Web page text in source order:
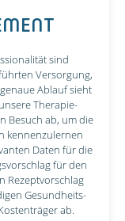
sind
Versorgung,
Ablauf sieht
Therapie­­
Besuch ab, um die
kennenzulernen
Daten für die
für den
Rezeptvorschlag
Gesundheits-
ab.